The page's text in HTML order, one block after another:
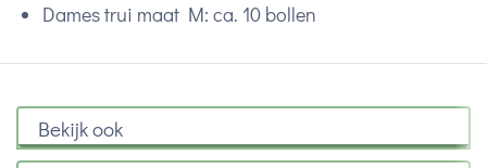
Dames trui maat M: ca. 10 bollen
Bekijk ook